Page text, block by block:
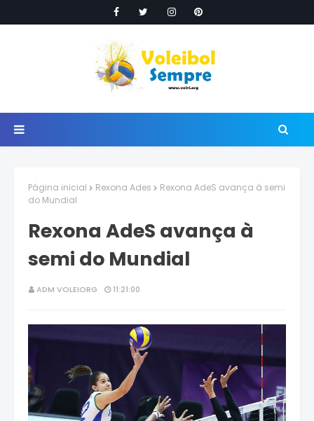
Página inicial Rexona Ades
Rexona AdeS avança à semi
do Mundial
Rexona AdeS avança à
semi do Mundial
ADM VOLEIORG 11:21:00